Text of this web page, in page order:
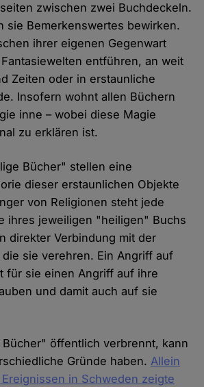
zwischen zwei Buchdeckeln.
sie Bemerkenswertes bewirken.
ihrer eigenen Gegenwart
entführen, an weit
Zeiten oder in erstaunliche
Insofern wohnt allen Büchern
inne – wobei diese Magie
zu erklären ist.
Bücher" stellen eine
dieser erstaunlichen Objekte
von Religionen steht jede
ihres jeweiligen "heiligen" Buchs
direkter Verbindung mit der
sie verehren. Ein Angriff auf
für sie einen Angriff auf ihre
und damit auch auf sie
öffentlich verbrennt, kann
Gründe haben.Allein
in Schweden zeigte